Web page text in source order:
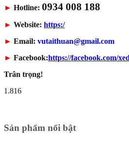
► Hotline: 0934 008 188
► Website: https:/
► Email: vutaithuan@gmail.com
► Facebook:https://facebook.com/
Trân trọng!
1.816
Sản phẩm nổi bật